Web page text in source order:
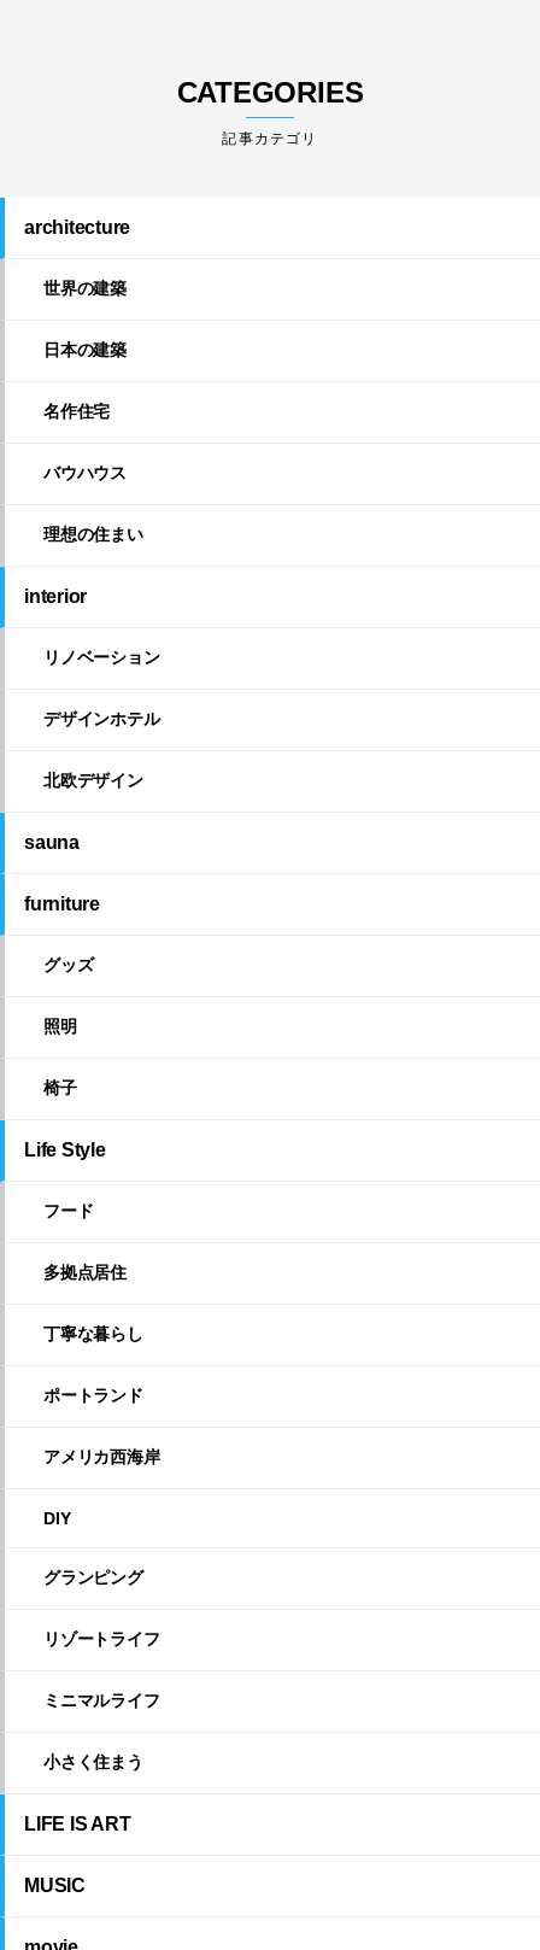
CATEGORIES
architecture
世界の建築
日本の建築
名作住宅
バウハウス
理想の住まい
interior
リノベーション
デザインホテル
北欧デザイン
sauna
furniture
グッズ
照明
椅子
Life Style
フード
多拠点居住
丁寧な暮らし
ポートランド
アメリカ西海岸
DIY
グランピング
リゾートライフ
ミニマルライフ
小さく住まう
LIFE IS ART
MUSIC